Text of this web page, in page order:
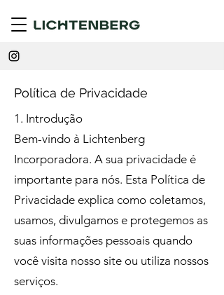
Política de Privacidade
1. Introdução
Bem-vindo à Lichtenberg
Incorporadora. A sua privacidade é
importante para nós. Esta Política de
Privacidade explica como coletamos,
usamos, divulgamos e protegemos as
suas informações pessoais quando
você visita nosso site ou utiliza nossos
serviços.